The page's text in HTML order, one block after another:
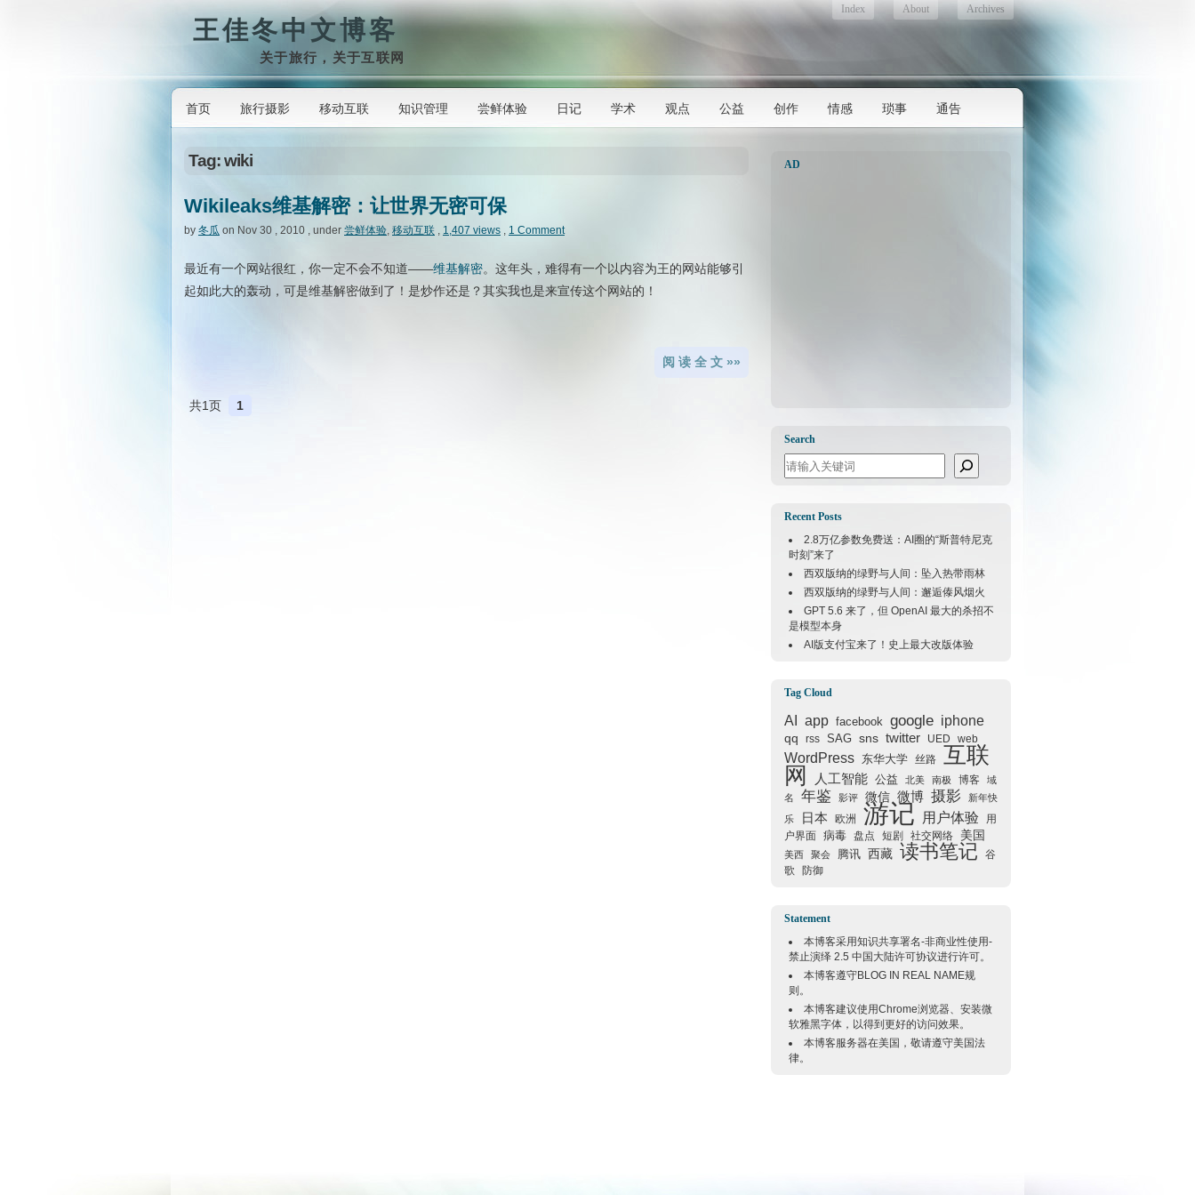
王佳冬中文博客
关于旅行，关于互联网
Index About Archives
首页 旅行摄影 移动互联 知识管理 尝鲜体验 日记 学术 观点 公益 创作 情感 琐事 通告
Tag: wiki
Wikileaks维基解密：让世界无密可保
by 冬瓜 on Nov 30 , 2010 , under 尝鲜体验, 移动互联 , 1,407 views , 1 Comment
最近有一个网站很红，你一定不会不知道——维基解密。这年头，难得有一个以内容为王的网站能够引
起如此大的轰动，可是维基解密做到了！是炒作还是？其实我也是来宣传这个网站的！
阅 读 全 文 »»
共1页 1
AD
Search
Search
Recent Posts
2.8万亿参数免费送：AI圈的“斯普特尼克
时刻”来了
西双版纳的绿野与人间：坠入热带雨林
西双版纳的绿野与人间：邂逅傣风烟火
GPT 5.6 来了，但 OpenAI 最大的杀招不
是模型本身
AI版支付宝来了！史上最大改版体验
Tag Cloud
AI app facebook google iphone
qq rss SAG sns twitter UED web
WordPress 东华大学 丝路 互联
网
人工智能 公益 北美 南极 博客
域
名
年鉴 影评 微信 微博 摄影
新年快
乐
日本 欧洲 游记 用户体验
用
户界面
病毒 盘点 短剧 社交网络 美国
美西 聚会 腾讯 西藏 读书笔记
谷
歌
防御
Statement
本博客采用知识共享署名-非商业性使用-
禁止演绎 2.5 中国大陆许可协议进行许可。
本博客遵守BLOG IN REAL NAME规
则。
本博客建议使用Chrome浏览器、安装微
软雅黑字体，以得到更好的访问效果。
本博客服务器在美国 ，敬请遵守美国法
律。